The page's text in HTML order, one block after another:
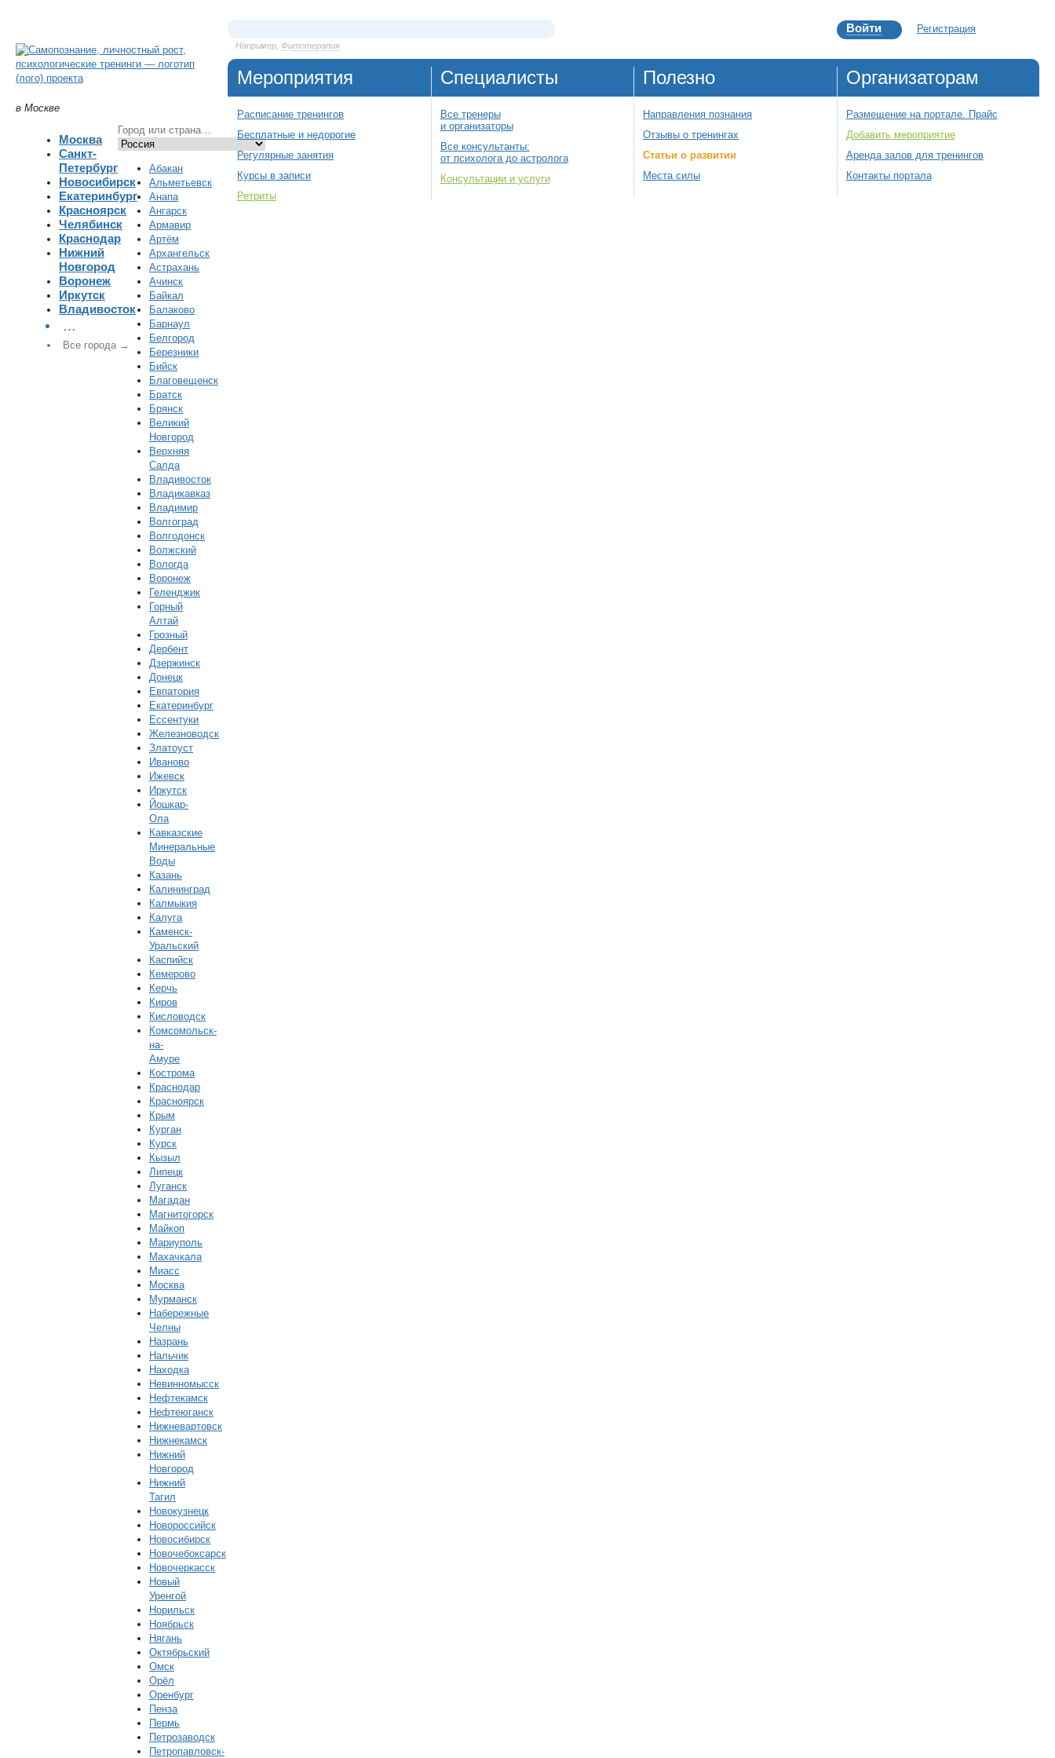
в Москве
Москва
Санкт-
Петербург
Новосибирск
Екатеринбург
Красноярск
Челябинск
Краснодар
Нижний
Новгород
Воронеж
Иркутск
Владивосток
…
Все города →
Абакан
Альметьевск
Анапа
Ангарск
Армавир
Артём
Архангельск
Астрахань
Ачинск
Байкал
Балаково
Барнаул
Белгород
Березники
Бийск
Благовещенск
Братск
Брянск
Великий
Новгород
Верхняя
Салда
Владивосток
Владикавказ
Владимир
Волгоград
Волгодонск
Волжский
Вологда
Воронеж
Геленджик
Горный
Алтай
Грозный
Дербент
Дзержинск
Донецк
Евпатория
Екатеринбург
Ессентуки
Железноводск
Златоуст
Иваново
Ижевск
Иркутск
Йошкар-
Ола
Кавказские
Минеральные
Воды
Казань
Калининград
Калмыкия
Калуга
Каменск-
Уральский
Каспийск
Кемерово
Керчь
Киров
Кисловодск
Комсомольск-
на-
Амуре
Кострома
Краснодар
Красноярск
Крым
Курган
Курск
Кызыл
Липецк
Луганск
Магадан
Магнитогорск
Майкоп
Мариуполь
Махачкала
Миасс
Москва
Мурманск
Набережные
Челны
Назрань
Нальчик
Находка
Невинномысск
Нефтекамск
Нефтеюганск
Нижневартовск
Нижнекамск
Нижний
Новгород
Нижний
Тагил
Новокузнецк
Новороссийск
Новосибирск
Новочебоксарск
Новочеркасск
Новый
Уренгой
Норильск
Ноябрьск
Нягань
Октябрьский
Омск
Орёл
Оренбург
Пенза
Пермь
Петрозаводск
Петропавловск-
Например, Фитотерапия
Войти Регистрация
Мероприятия
Расписание тренингов
Бесплатные и недорогие
Регулярные занятия
Курсы в записи
Ретриты
Специалисты
Все тренеры
и организаторы
Все консультанты:
от психолога до астролога
Консультации и услуги
Полезно
Направления познания
Отзывы о тренингах
Статьи о развитии
Места силы
Организаторам
Размещение на портале. Прайс
Добавить мероприятие
Аренда залов для тренингов
Контакты портала